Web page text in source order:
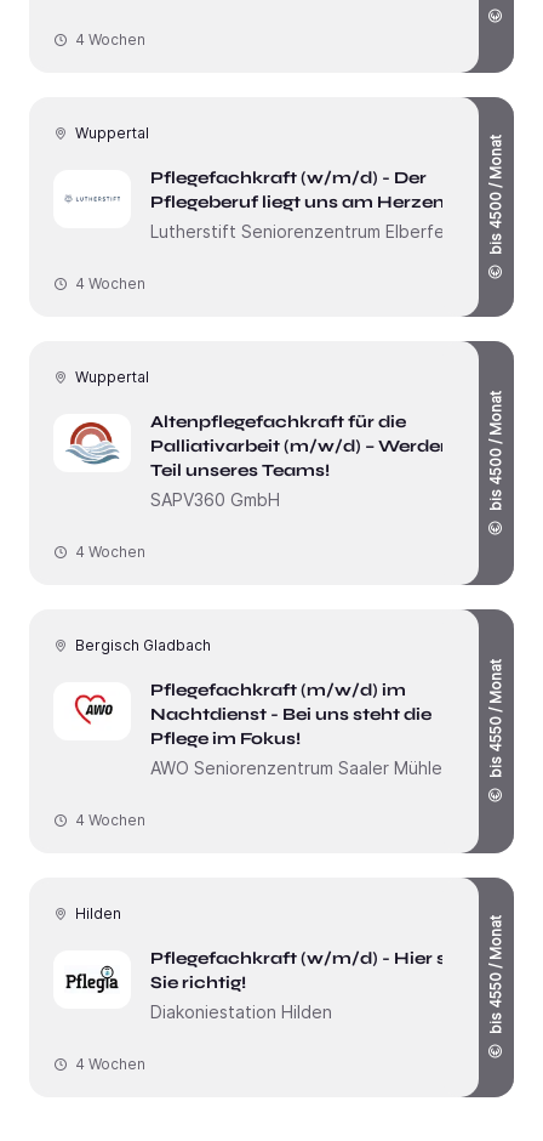
4 Wochen
Wuppertal
Pflegefachkraft (w/m/d) - Der
Pflegeberuf liegt uns am Herzen!
Lutherstift Seniorenzentrum Elberfeld
bis 4500 / Monat
4 Wochen
Wuppertal
Altenpflegefachkraft für die
Palliativarbeit (m/w/d) – Werden Sie
Teil unseres Teams!
SAPV360 GmbH
bis 4500 / Monat
4 Wochen
Bergisch Gladbach
Pflegefachkraft (m/w/d) im
Nachtdienst - Bei uns steht die
Pflege im Fokus!
AWO Seniorenzentrum Saaler Mühle
bis 4550 / Monat
4 Wochen
Hilden
Pflegefachkraft (w/m/d) - Hier sind
Sie richtig!
Diakoniestation Hilden
bis 4550 / Monat
4 Wochen